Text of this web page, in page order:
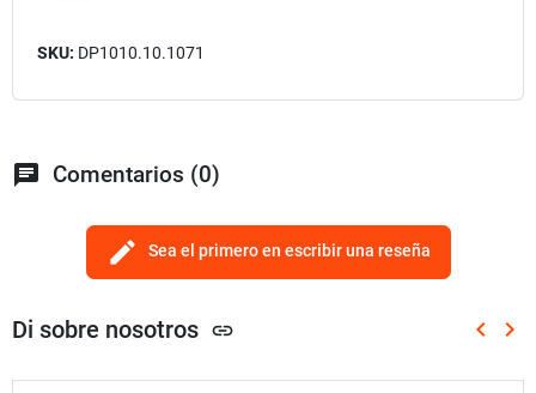
SKU: DP1010.10.1071
chat Comentarios (0)
edit Sea el primero en escribir una reseña
Di sobre nosotros link keyboard_arrow_left keyboard_arrow_right